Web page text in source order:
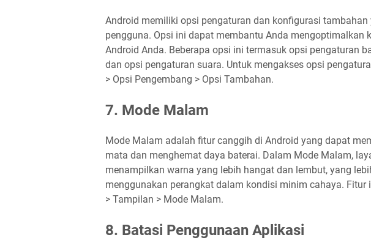
Android memiliki opsi pengaturan dan konfigurasi
pengguna. Opsi ini dapat membantu Anda mengoptimalkan
Android Anda. Beberapa opsi ini termasuk opsi pengaturan
dan opsi pengaturan suara. Untuk mengakses opsi
> Opsi Pengembang > Opsi Tambahan.
7. Mode Malam
Mode Malam adalah fitur canggih di Android yang dapat
mata dan menghemat daya baterai. Dalam Mode Malam,
menampilkan warna yang lebih hangat dan lembut, yang
menggunakan perangkat dalam kondisi minim cahaya.
> Tampilan > Mode Malam.
8. Batasi Penggunaan Aplikasi